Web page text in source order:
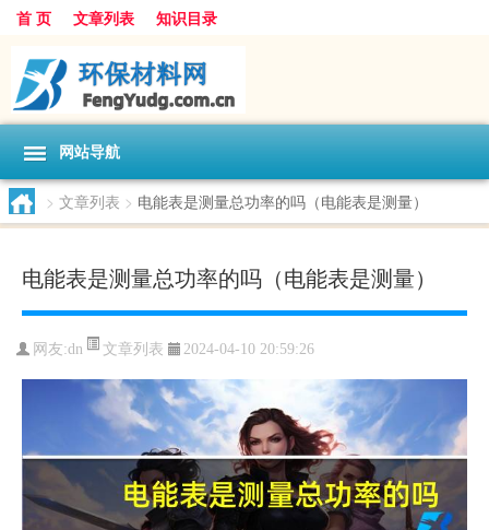
首 页 文章列表 知识目录
网站导航
> 文章列表 > 电能表是测量总功率的吗（电能表是测量）
电能表是测量总功率的吗（电能表是测量）
网友:dn 文章列表 2024-04-10 20:59:26